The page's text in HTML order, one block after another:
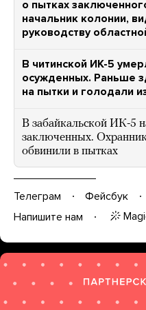
о пытках
начальник колонии,
руководству
В читинской ИК-5
осужденных. Раньше
на пытки и голодали
В забайкальской ИК-5
заключенных.
обвинили в пытках
Телеграм Фейсбук
Напишите нам